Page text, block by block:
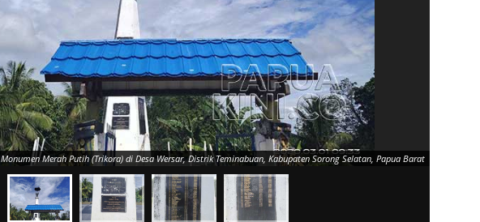
Monumen Merah Putih (Trikora) di Desa Wersar, Distrik Teminabuan, Kabupaten Sorong Selatan, Papua Barat